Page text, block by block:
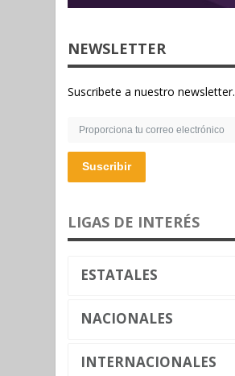
NEWSLETTER
Suscribete a nuestro newsletter.
Suscribir
LIGAS DE INTERÉS
ESTATALES
NACIONALES
INTERNACIONALES